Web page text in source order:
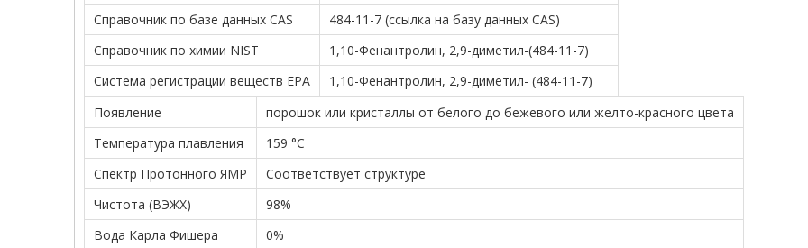
Справочник по базе данных CAS
484-11-7 (ссылка на базу данных CAS)
Справочник по химии NIST
1,10-Фенантролин, 2,9-диметил-(484-11-7)
Система регистрации веществ EPA
1,10-Фенантролин, 2,9-диметил- (484-11-7)
Появление
порошок или кристаллы от белого до бежевого или желто-красного цвета
Температура плавления
159 °С
Спектр Протонного ЯМР
Соответствует структуре
Чистота (ВЭЖХ)
98%
Вода Карла Фишера
0%